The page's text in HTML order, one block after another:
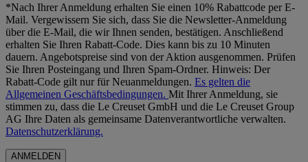
*Nach Ihrer Anmeldung erhalten Sie einen 10% Rabattcode per E-
Mail. Vergewissern Sie sich, dass Sie die Newsletter-Anmeldung
über die E-Mail, die wir Ihnen senden, bestätigen. Anschließend
erhalten Sie Ihren Rabatt-Code. Dies kann bis zu 10 Minuten
dauern. Angebotspreise sind von der Aktion ausgenommen. Prüfen
Sie Ihren Posteingang und Ihren Spam-Ordner. Hinweis: Der
Rabatt-Code gilt nur für Neuanmeldungen. Es gelten die
Allgemeinen Geschäftsbedingungen. Mit Ihrer Anmeldung, sie
stimmen zu, dass die Le Creuset GmbH und die Le Creuset Group
AG Ihre Daten als gemeinsame Datenverantwortliche verwalten.
Datenschutzerklärung.